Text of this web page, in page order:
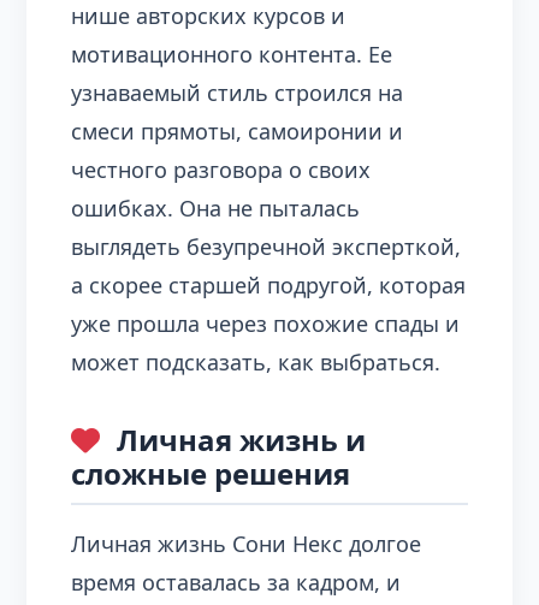
нише авторских курсов и
мотивационного контента. Ее
узнаваемый стиль строился на
смеси прямоты, самоиронии и
честного разговора о своих
ошибках. Она не пыталась
выглядеть безупречной эксперткoй,
а скорее старшей подругой, которая
уже прошла через похожие спады и
может подсказать, как выбраться.
Личная жизнь и
сложные решения
Личная жизнь Сони Некс долгое
время оставалась за кадром, и